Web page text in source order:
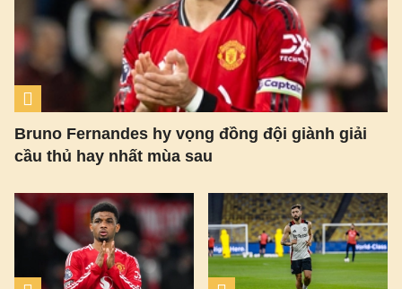
Bruno Fernandes hy vọng đồng đội giành giải
cầu thủ hay nhất mùa sau